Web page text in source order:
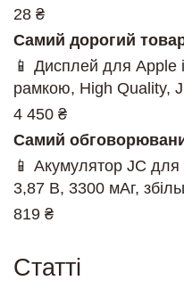
28 ₴
Самий дорогий
📱 Дисплей для Apple
рамкою, High Quality,
4 450 ₴
Самий
📱 Акумулятор JC
3,87 В, 3300 мАг,
819 ₴
Cтатті